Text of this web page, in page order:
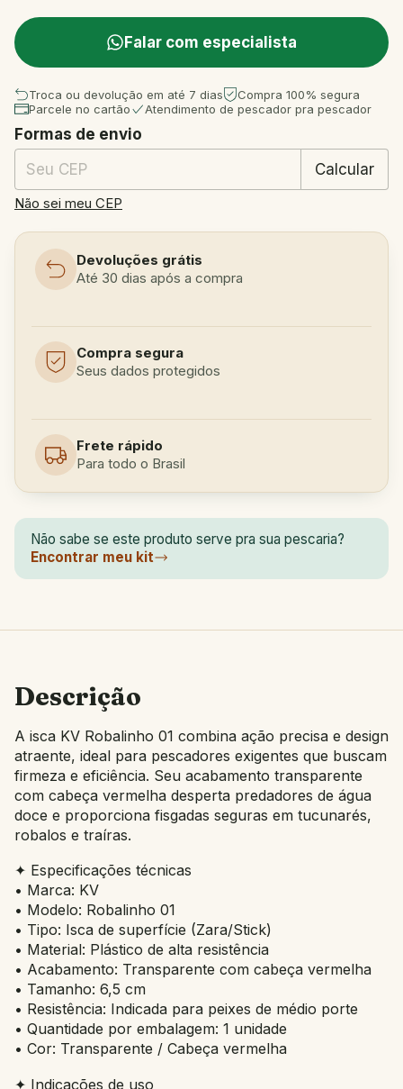
Falar com especialista
Troca ou devolução em até 7 dias
Compra 100% segura
Parcele no cartão
Atendimento de pescador pra pescador
Entregas para o CEP:
Formas de envio
Calcular
Não sei meu CEP
Devoluções grátis
Até 30 dias após a compra
Compra segura
Seus dados protegidos
Frete rápido
Para todo o Brasil
Não sabe se este produto serve pra sua pescaria?
Encontrar meu kit
Descrição
A isca KV Robalinho 01 combina ação precisa e design
atraente, ideal para pescadores exigentes que buscam
firmeza e eficiência. Seu acabamento transparente
com cabeça vermelha desperta predadores de água
doce e proporciona fisgadas seguras em tucunarés,
robalos e traíras.
✦ Especificações técnicas
• Marca: KV
• Modelo: Robalinho 01
• Tipo: Isca de superfície (Zara/Stick)
• Material: Plástico de alta resistência
• Acabamento: Transparente com cabeça vermelha
• Tamanho: 6,5 cm
• Resistência: Indicada para peixes de médio porte
• Quantidade por embalagem: 1 unidade
• Cor: Transparente / Cabeça vermelha
✦ Indicações de uso